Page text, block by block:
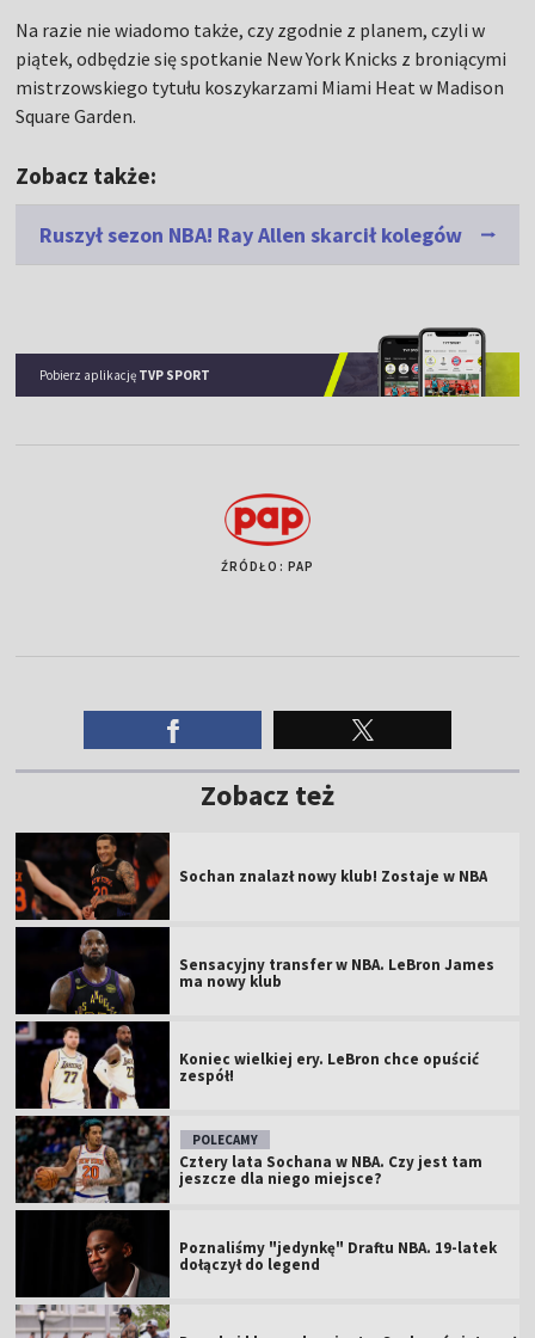
Na razie nie wiadomo także, czy zgodnie z planem, czyli w
piątek, odbędzie się spotkanie New York Knicks z broniącymi
mistrzowskiego tytułu koszykarzami Miami Heat w Madison
Square Garden.
Zobacz także:
Ruszył sezon NBA! Ray Allen skarcił kolegów
Pobierz aplikację TVP SPORT
ŹRÓDŁO: PAP
Zobacz też
Sochan znalazł nowy klub! Zostaje w NBA
Sensacyjny transfer w NBA. LeBron James
ma nowy klub
Koniec wielkiej ery. LeBron chce opuścić
zespół!
POLECAMY
Cztery lata Sochana w NBA. Czy jest tam
jeszcze dla niego miejsce?
Poznaliśmy "jedynkę" Draftu NBA. 19-latek
dołączył do legend